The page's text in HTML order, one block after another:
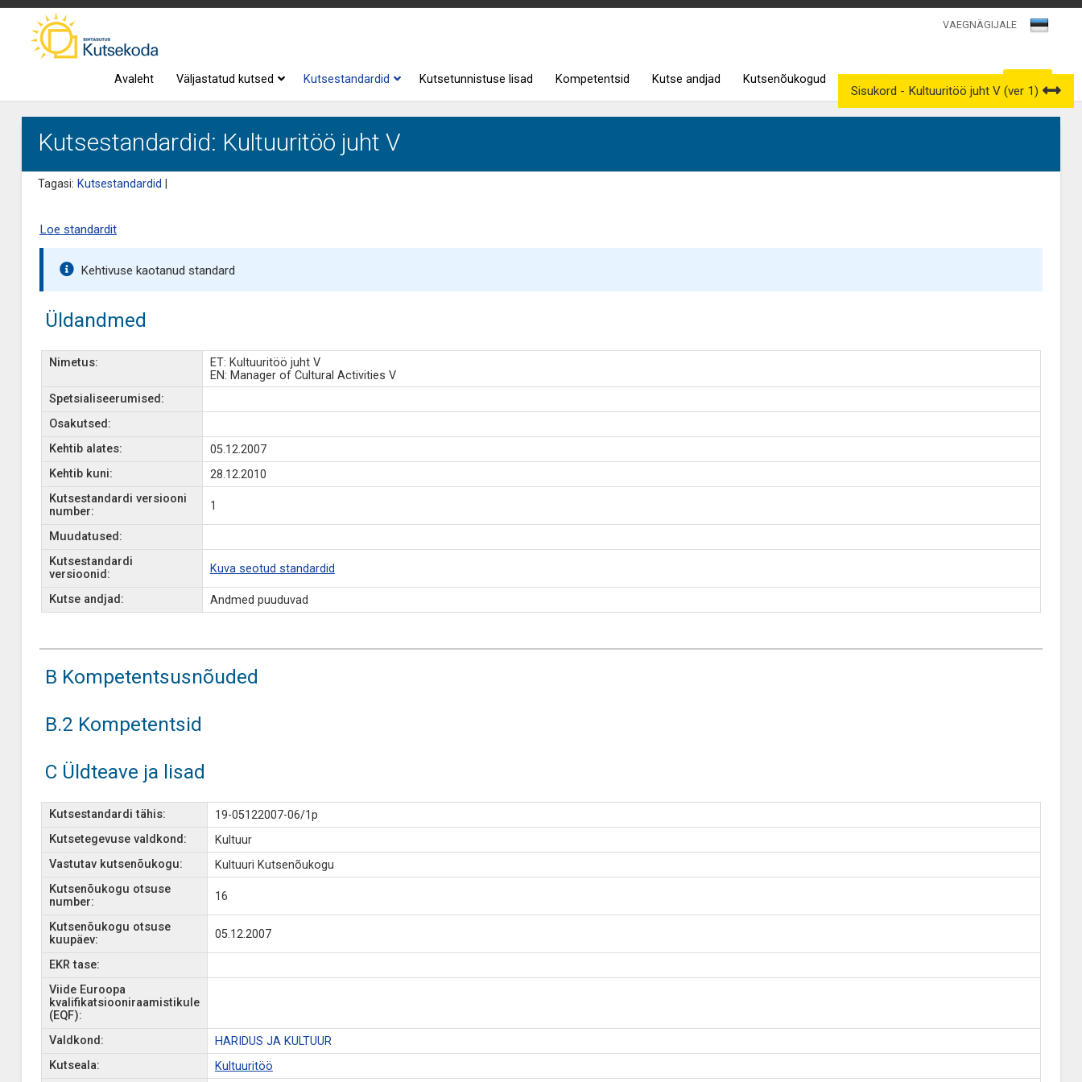
VAEGNÄGIJALE
Avaleht Väljastatud kutsed Kutsestandardid Kutsetunnistuse lisad Kompetentsid Kutse andjad Kutsenõukogud
Kutsestandardid: Kultuuritöö juht V
Tagasi: Kutsestandardid
Sisukord - Kultuuritöö juht V (ver 1)
Loe standardit
Kehtivuse kaotanud standard
Üldandmed
Nimetus:
ET: Kultuuritöö juht V
EN: Manager of Cultural Activities V
Spetsialiseerumised:
Osakutsed:
Kehtib alates:
05.12.2007
Kehtib kuni:
28.12.2010
Kutsestandardi versiooni
number:
1
Muudatused:
Kutsestandardi
versioonid:
Kuva seotud standardid
Kutse andjad: Andmed puuduvad
B Kompetentsusnõuded
B.2 Kompetentsid
C Üldteave ja lisad
Kutsestandardi tähis:
19-05122007-06/1p
Kutsetegevuse valdkond:
Kultuur
Vastutav kutsenõukogu:
Kultuuri Kutsenõukogu
Kutsenõukogu otsuse
number:
16
Kutsenõukogu otsuse
kuupäev:
05.12.2007
EKR tase:
Viide Euroopa
kvalifikatsiooniraamistikule
(EQF):
Valdkond:
HARIDUS JA KULTUUR
Kutseala:
Kultuuritöö